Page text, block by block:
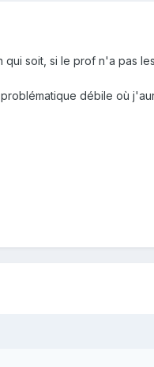
soit, si le prof n'a pas
débile où